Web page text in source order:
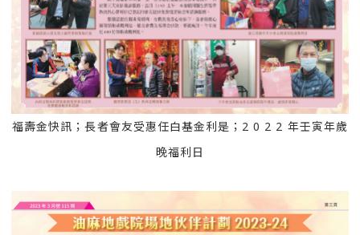
福壽金快訊；長者會友受惠任白基金利是；2 0 2 2 年壬寅年歲
晚福利日